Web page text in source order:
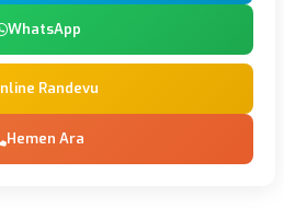
WhatsApp
Randevu
Hemen Ara